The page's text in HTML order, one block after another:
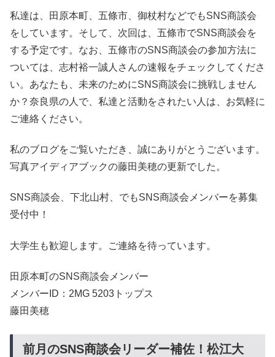
私達は、田原本町、五條市、御杖村などでもSNS商談会
をしています。そして、次回は、五條市でSNS商談会を
する予定です。なお、五條市のSNS商談会の参加方法に
ついては、志村裕一誠人さんの速報をチェックしてくださ
い。あなたも、未来のためにSNS商談会に挑戦しません
か？奈良県の人で、私達と活動をされたい人は、お気軽に
ご連絡ください。
私のブログをご覧いただき、誠にありがとうございます。
写真アイディアブックの藤田美穂の更新でした。
SNS商談会、下北山村、でもSNS商談会メンバーを募集
受付中！
大学生も歓迎します。ご連絡を待っています。
田原本町のSNS商談会メンバー
メンバーID：2MG 5203トップス
藤田美穂
前月のSNS商談会リーダー補佐！松江大